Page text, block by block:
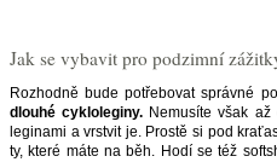
Jak se vybavit pro podzimní
Rozhodně bude potřebovat správné
dlouhé cykloleginy. Nemusíte však
leginami a vrstvit je. Prostě si pod
ty, které máte na běh. Hodí se též